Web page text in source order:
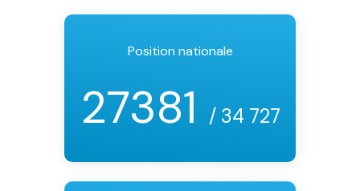
Position nationale
27381 / 34 727